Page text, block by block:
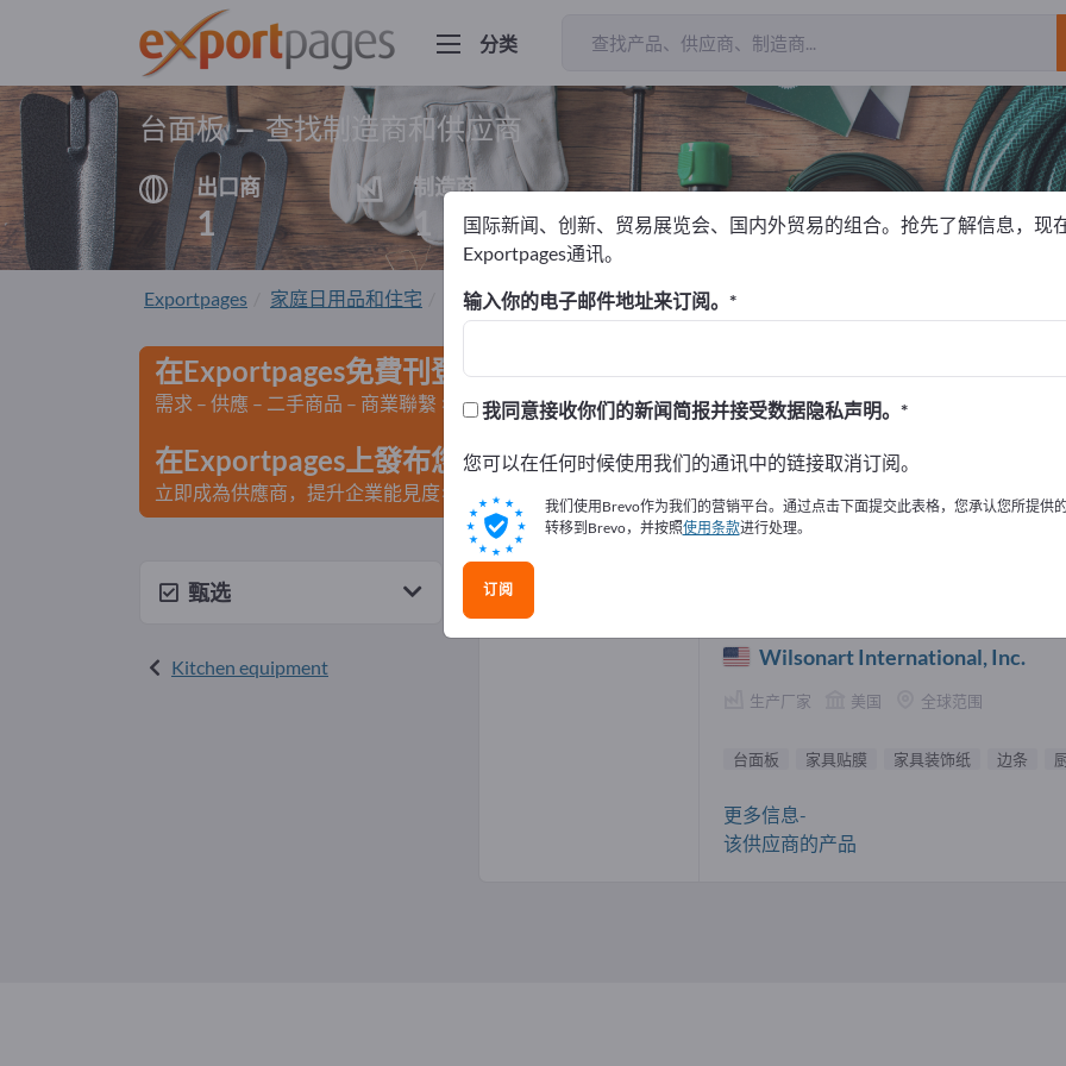
分类
台面板 – 查找制造商和供应商
出口商
1
制造商
1
Exportpages 家庭日用品和住宅 Kitchen equipment 台面板
在Exportpages免費刊登廣告！
需求 – 供應 – 二手商品 – 商業聯繫 >> 由此開始
在Exportpages上發布您的公司與產品資訊。
立即成為供應商，提升企業能見度>> 點此發布資訊
甄选
Kitchen equipment
台面板 供應商 (1)
Wilsonart International, Inc.
生产厂家 美国 全球范围
台面板 家具贴膜 家具装饰纸 边条
更多信息-
该供应商的产品
国际新闻、创新、贸易展览会、国内外贸易的组合。抢先了解信息，现
Exportpages通讯。
输入你的电子邮件地址来订阅。
我同意接收你们的新闻简报并接受数据隐私声明。
您可以在任何时候使用我们的通讯中的链接取消订阅。
我们使用Brevo作为我们的营销平台。通过点击下面提交此表格，您承认您所提供
转移到Brevo，并按照使用条款进行处理。
订阅